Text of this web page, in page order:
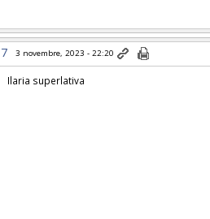
7 3 novembre, 2023 - 22:20
Ilaria superlativa